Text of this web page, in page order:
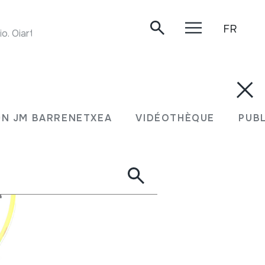
JM BARRENETXEA VIDÉOTHÈQUE
Oiartzun, 1999.
FR